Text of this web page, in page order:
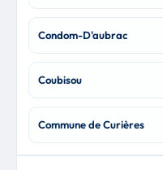
Condom-D'aubrac
Coubisou
Commune de Curières